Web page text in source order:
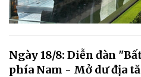
Ngày 18/8: Diễn đàn
phía Nam - Mở dư địa